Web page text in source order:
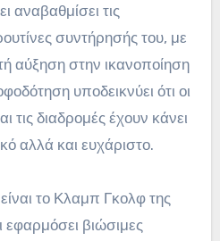
αναβαθμίσει τις
συντήρησής του, με
αύξηση στην ικανοποίηση
υποδεικνύει ότι οι
τις διαδρομές έχουν κάνει
αλλά και ευχάριστο.
το Κλαμπ Γκολφ της
εφαρμόσει βιώσιμες